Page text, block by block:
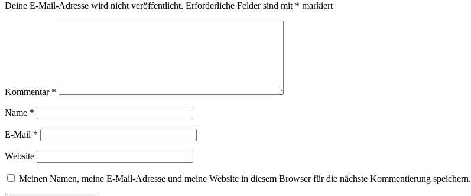
Deine E-Mail-Adresse wird nicht veröffentlicht. Erforderliche Felder sind mit * markiert
Kommentar *
Name *
E-Mail *
Website
Meinen Namen, meine E-Mail-Adresse und meine Website in diesem Browser für die nächste Kommentierung speichern.